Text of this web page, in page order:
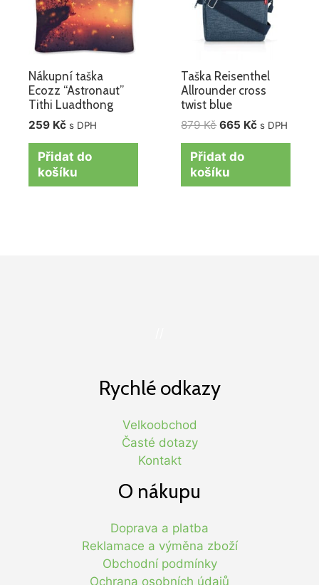
Nákupní taška
Ecozz “Astronaut”
Tithi Luadthong
259 Kč s DPH
Přidat do
košíku
Taška Reisenthel
Allrounder cross
twist blue
879Kč 665 Kč s DPH
Přidat do
košíku
Rychlé odkazy
Velkoobchod
Časté dotazy
Kontakt
O nákupu
Doprava a platba
Reklamace a výměna zboží
Obchodní podmínky
Ochrana osobních údajů